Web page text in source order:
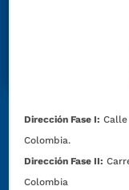
Dirección Fase I: Calle
Colombia.
Dirección Fase II:
Colombia